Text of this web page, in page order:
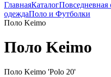
ГлавнаяКаталогПовседневная
одеждаПоло и Футболки
Поло Keimo
Поло Keimo
Поло Keimo 'Polo 20'